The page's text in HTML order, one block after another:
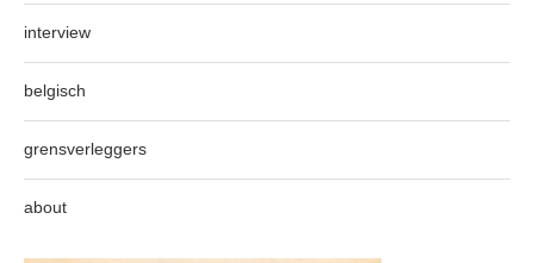
interview
belgisch
grensverleggers
about